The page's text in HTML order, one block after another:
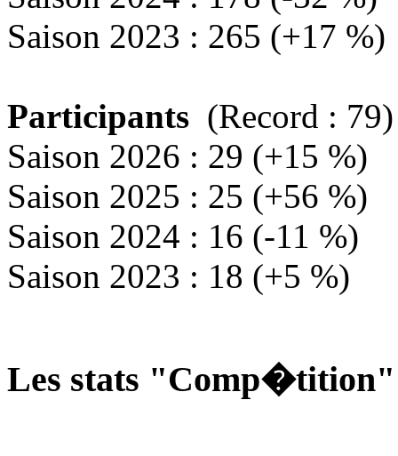
Saison 2023 : 265 (+17 %)
Participants (Record : 79)
Saison 2026 : 29 (+15 %)
Saison 2025 : 25 (+56 %)
Saison 2024 : 16 (-11 %)
Saison 2023 : 18 (+5 %)
Les stats